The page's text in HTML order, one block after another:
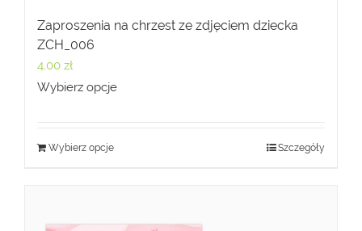
Zaproszenia na chrzest ze zdjęciem dziecka
ZCH_006
4,00 zł
Wybierz opcje
Wybierz opcje Szczegóły